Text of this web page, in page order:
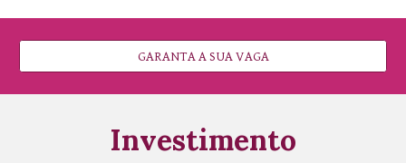
GARANTA A SUA VAGA
Investimento